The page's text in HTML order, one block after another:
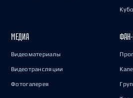
МЕДИА
Видеоматериалы
Видеотрансляции
Фотогалерея